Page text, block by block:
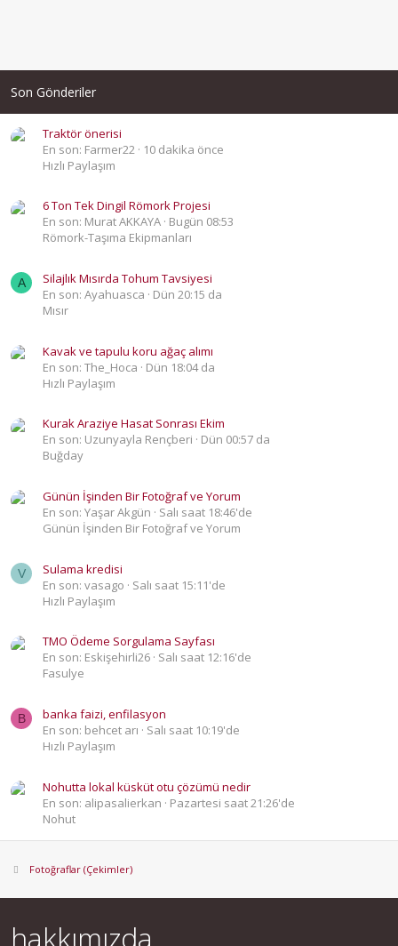
Son Gönderiler
Traktör önerisi
En son: Farmer22
10 dakika önce
Hızlı Paylaşım
6 Ton Tek Dingil Römork Projesi
En son: Murat AKKAYA Bugün 08:53
Römork-Taşıma Ekipmanları
A
Silajlık Mısırda Tohum Tavsiyesi
En son: Ayahuasca
Dün 20:15 da
Mısır
Kavak ve tapulu koru ağaç alımı
En son: The_Hoca
Dün 18:04 da
Hızlı Paylaşım
Kurak Araziye Hasat Sonrası Ekim
En son: Uzunyayla Rençberi
Dün 00:57 da
Buğday
Günün İşinden Bir Fotoğraf ve Yorum
En son: Yaşar Akgün
Salı saat 18:46'de
Günün İşinden Bir Fotoğraf ve Yorum
V
Sulama kredisi
En son: vasago
Salı saat 15:11'de
Hızlı Paylaşım
TMO Ödeme Sorgulama Sayfası
En son: Eskişehirli26 Salı saat 12:16'de
Fasulye
B
banka faizi, enfilasyon
En son: behcet arı
Salı saat 10:19'de
Hızlı Paylaşım
Nohutta lokal küsküt otu çözümü nedir
En son: alipasalierkan
Pazartesi saat 21:26'de
Nohut
Fotoğraflar (Çekimler)
hakkımızda